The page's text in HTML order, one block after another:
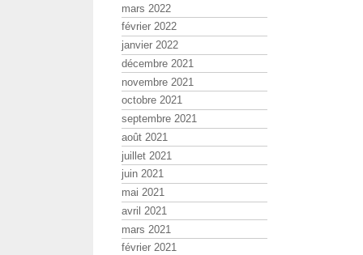
mars 2022
février 2022
janvier 2022
décembre 2021
novembre 2021
octobre 2021
septembre 2021
août 2021
juillet 2021
juin 2021
mai 2021
avril 2021
mars 2021
février 2021